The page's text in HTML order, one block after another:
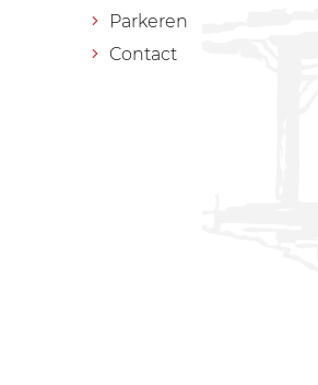
Parkeren
Contact